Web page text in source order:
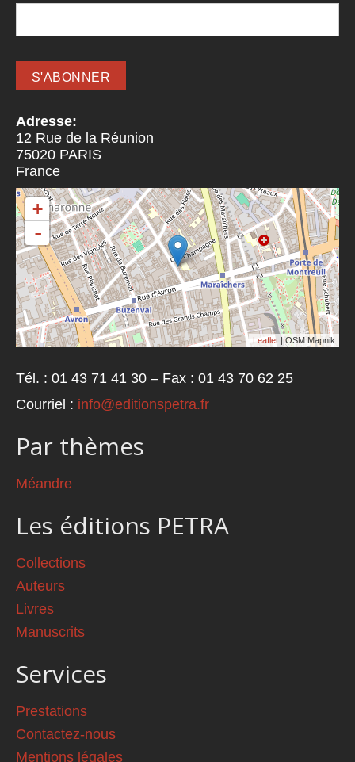
Adresse:
12 Rue de la Réunion
75020 PARIS
France
+
-
Leaflet | OSM Mapnik
Tél. : 01 43 71 41 30 – Fax : 01 43 70 62 25
Courriel : info@editionspetra.fr
Par thèmes
Méandre
Les éditions PETRA
Collections
Auteurs
Livres
Manuscrits
Services
Prestations
Contactez-nous
Mentions légales